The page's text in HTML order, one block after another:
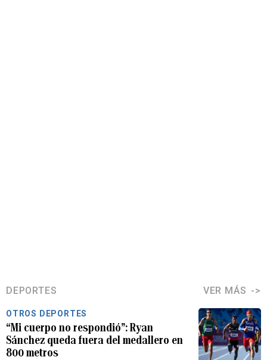
DEPORTES VER MÁS
OTROS DEPORTES
“Mi cuerpo no respondió”: Ryan
Sánchez queda fuera del medallero en
800 metros